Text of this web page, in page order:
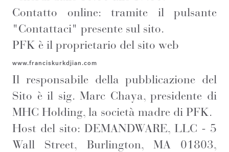
Contatto online: tramite il pulsante
"Contattaci" presente sul sito.
PFK è il proprietario del sito web
www.franciskurkdjian.com
Il responsabile della pubblicazione del
Sito è il sig. Marc Chaya, presidente di
MHC Holding, la società madre di PFK.
Host del sito: DEMANDWARE, LLC - 5
Wall Street, Burlington, MA 01803,